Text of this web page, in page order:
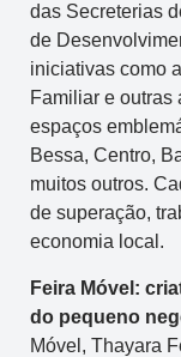
das Secreterias
de
iniciativas como
Familiar e outras
espaços
Bessa, Centro,
muitos outros.
de superação,
economia local.
Feira Móvel:
do pequeno
Móvel, Thayara